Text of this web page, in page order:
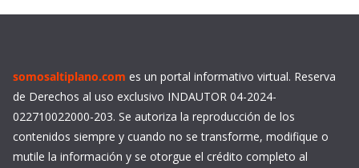
somosaltiplano.com es un portal informativo virtual. Reserva
de Derechos al uso exclusivo INDAUTOR 04-2024-
022710022000-203. Se autoriza la reproducción de los
contenidos siempre y cuando no se transforme, modifique o
mutile la información y se otorgue el crédito completo al